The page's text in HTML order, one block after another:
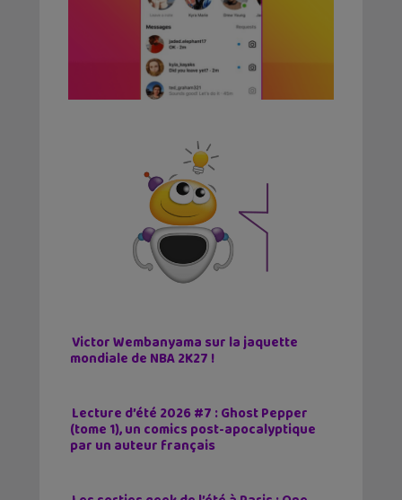
Victor Wembanyama sur la jaquette
mondiale de NBA 2K27 !
Lecture d’été 2026 #7 : Ghost Pepper
(tome 1), un comics post-apocalyptique
par un auteur français